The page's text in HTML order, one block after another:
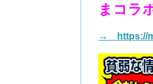
まコラ
→ https://